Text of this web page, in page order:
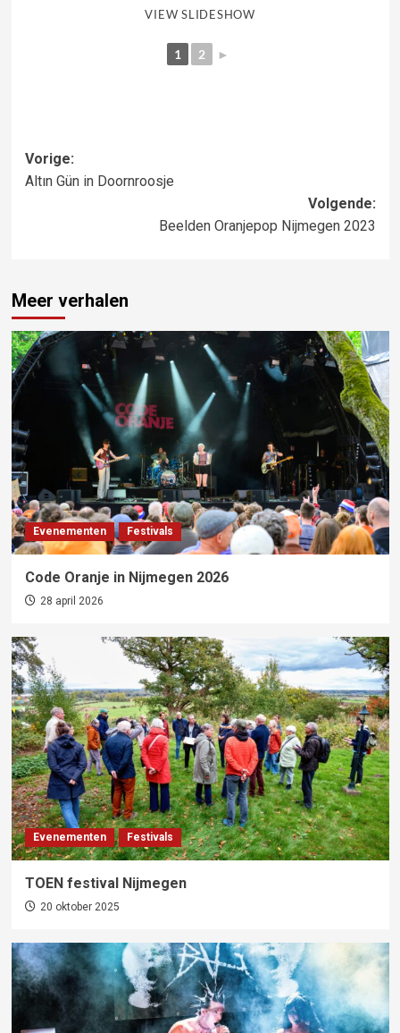
VIEW SLIDESHOW
1 2 ►
Bericht
navigatie
Vorige:
Altın Gün in Doornroosje
Volgende:
Beelden Oranjepop Nijmegen 2023
Meer verhalen
Evenementen Festivals
Code Oranje in Nijmegen 2026
28 april 2026
Evenementen Festivals
TOEN festival Nijmegen
20 oktober 2025